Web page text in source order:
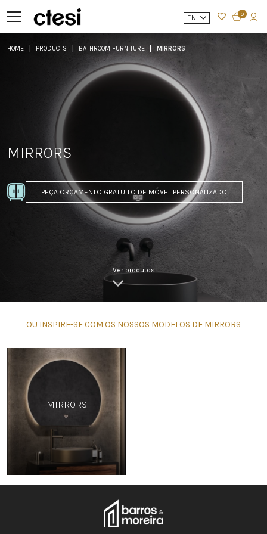
EN 0
HOME PRODUCTS BATHROOM FURNITURE MIRRORS
MIRRORS
PEÇA ORÇAMENTO GRATUITO DE MÓVEL PERSONALIZADO
Ver produtos
OU INSPIRE-SE COM OS NOSSOS MODELOS DE MIRRORS
MIRRORS